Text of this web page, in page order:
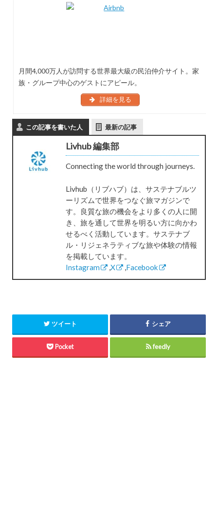
月間4,000万人が訪問する世界最大級の民泊仲介サイト。家
族・グループ中心のゲストにアピール。
詳細を見る
この記事を書いた人 最新の記事
Livhub 編集部
Connecting the world through journeys.
Livhub（リブハブ）は、サステナブルツ
ーリズムで世界をつなぐ旅マガジンで
す。良質な旅の機会をより多くの人に開
き、旅を通して世界を明るい方に向かわ
せるべく活動しています。サステナブ
ル・リジェネラティブな旅や体験の情報
を掲載しています。
Instagram
,X ,Facebook
ツイート シェア
Pocket feedly